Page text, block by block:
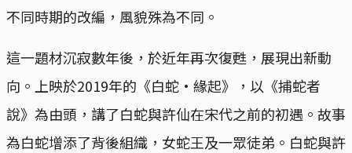
不同時期的改編，風貌殊為不同。
這一題材沉寂數年後，於近年再次復甦，展現出新動
向。上映於2019年的《白蛇·緣起》，以《捕蛇者
說》為由頭，講了白蛇與許仙在宋代之前的初遇。故事
為白蛇增添了背後組織，女蛇王及一眾徒弟。白蛇與許